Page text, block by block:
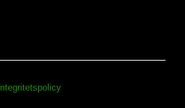
Integritetspolicy